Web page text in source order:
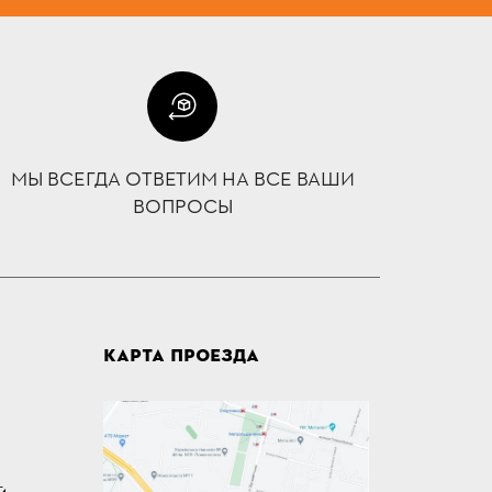
МЫ ВСЕГДА ОТВЕТИМ НА ВСЕ ВАШИ
ВОПРОСЫ
КАРТА ПРОЕЗДА